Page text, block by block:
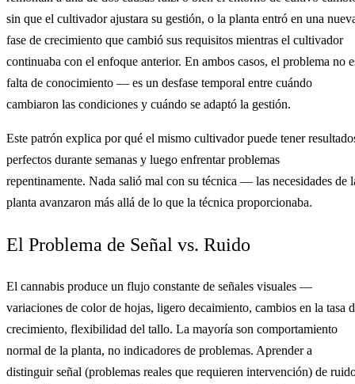
sin que el cultivador ajustara su gestión, o la planta entró en una
fase de crecimiento que cambió sus requisitos mientras el cultivador
continuaba con el enfoque anterior. En ambos casos, el problema no
falta de conocimiento — es un desfase temporal entre cuándo
cambiaron las condiciones y cuándo se adaptó la gestión.
Este patrón explica por qué el mismo cultivador puede tener
perfectos durante semanas y luego enfrentar problemas
repentinamente. Nada salió mal con su técnica — las necesidades de
planta avanzaron más allá de lo que la técnica proporcionaba.
El Problema de Señal vs. Ruido
El cannabis produce un flujo constante de señales visuales —
variaciones de color de hojas, ligero decaimiento, cambios en la tasa
crecimiento, flexibilidad del tallo. La mayoría son comportamiento
normal de la planta, no indicadores de problemas. Aprender a
distinguir señal (problemas reales que requieren intervención) de